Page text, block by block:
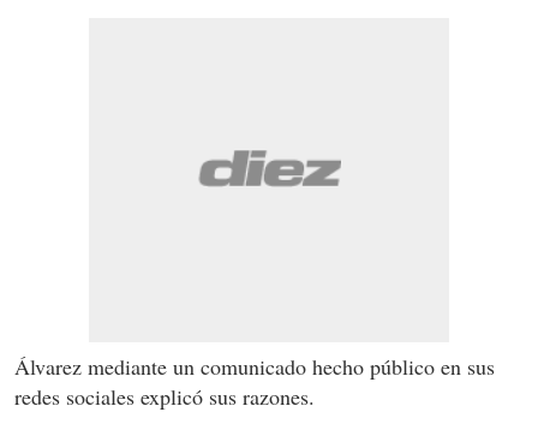
Álvarez mediante un comunicado hecho público en sus
redes sociales explicó sus razones.